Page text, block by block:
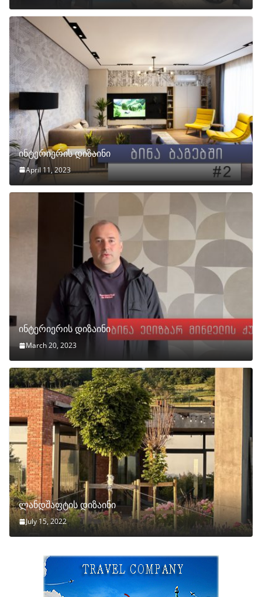
ინტერიერის დიზაინი
April 11, 2023
ინტერიერის დიზაინი
March 20, 2023
ლანდშაფტის დიზაინი
July 15, 2022